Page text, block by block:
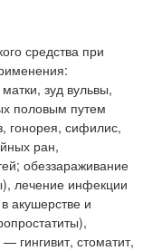
средства при
зуд вульвы,
половым путем
гонорея, сифилис,
ран,
обеззараживание
лечение инфекции
акушерстве и
гингивит, стоматит,